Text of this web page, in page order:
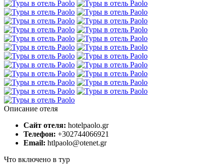
Описание отеля
Сайт отеля: hotelpaolo.gr
Телефон: +302744066921
Email: htlpaolo@otenet.gr
Что включено в тур